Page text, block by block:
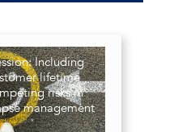
Including
lifetime
risks in
management